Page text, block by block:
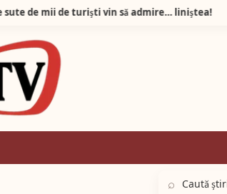
de turiști vin să admire… liniștea! 09:50
⌕